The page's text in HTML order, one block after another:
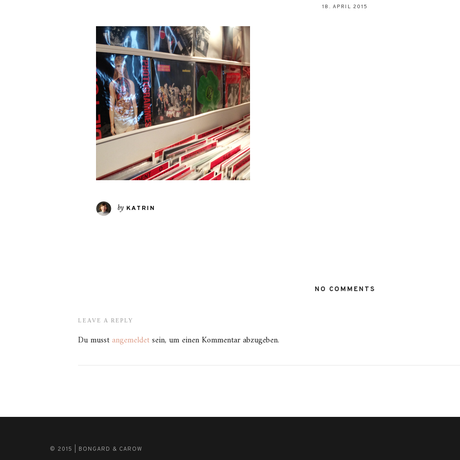
18. APRIL 2015
by KATRIN
NO COMMENTS
LEAVE A REPLY
Du musst angemeldetsein, um einen Kommentar abzugeben.
© 2015 | BONGARD & CAROW